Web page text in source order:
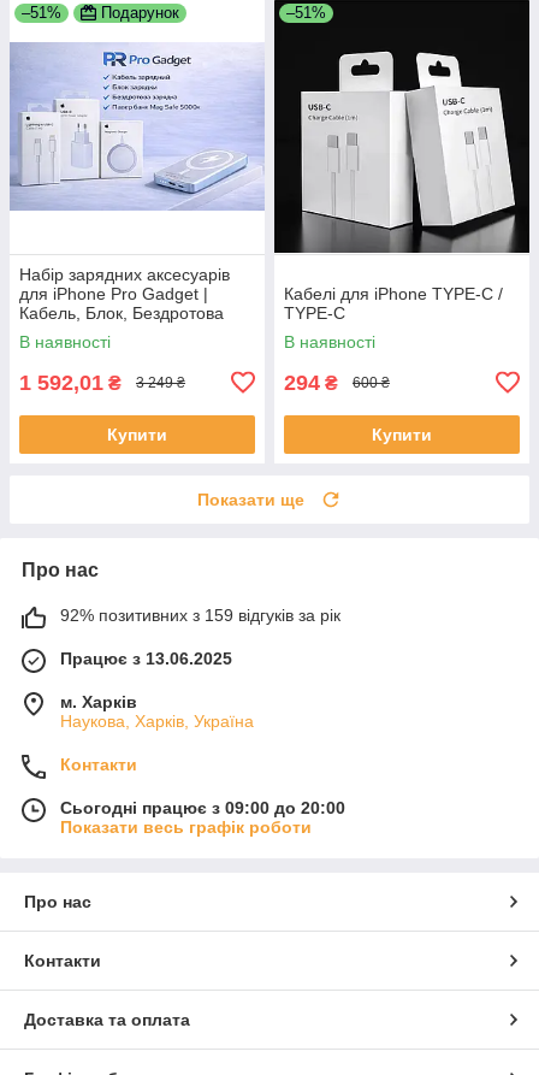
–51% Подарунок
Набір зарядних аксесуарів
для iPhone Pro Gadget |
Кабель, Блок, Бездротова
зарядка, Power Bank
MagSafe 5000 mAh
В наявності
1 592,01 ₴ 3 249 ₴
Купити
–51%
Кабелі для iPhone TYPE-C /
TYPE-C
В наявності
294 ₴ 600 ₴
Купити
Показати ще
Про нас
92% позитивних з 159 відгуків за рік
Працює з 13.06.2025
м. Харків
Наукова, Харків, Україна
Контакти
Сьогодні працює з 09:00 до 20:00
Показати весь графік роботи
Про нас
Контакти
Доставка та оплата